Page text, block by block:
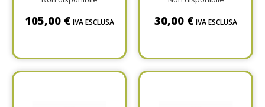
105,00 € IVA ESCLUSA 30,00 € IVA ESCLUSA